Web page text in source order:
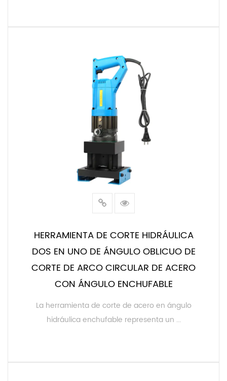
HERRAMIENTA DE CORTE HIDRÁULICA
DOS EN UNO DE ÁNGULO OBLICUO DE
CORTE DE ARCO CIRCULAR DE ACERO
CON ÁNGULO ENCHUFABLE
La herramienta de corte de acero en ángulo
hidráulica enchufable representa un ...